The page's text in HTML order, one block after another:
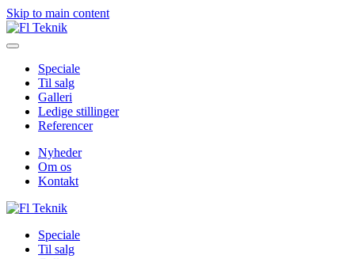
Skip to main content
Speciale
Til salg
Galleri
Ledige stillinger
Referencer
Nyheder
Om os
Kontakt
Speciale
Til salg